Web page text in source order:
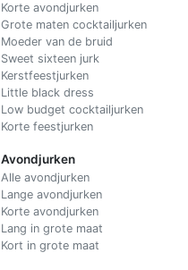
Korte avondjurken
Grote maten cocktailjurken
Moeder van de bruid
Sweet sixteen jurk
Kerstfeestjurken
Little black dress
Low budget cocktailjurken
Korte feestjurken
Avondjurken
Alle avondjurken
Lange avondjurken
Korte avondjurken
Lang in grote maat
Kort in grote maat